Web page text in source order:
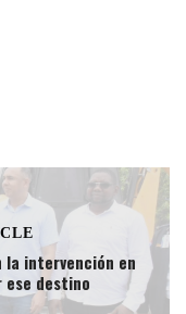
intervención en
destino